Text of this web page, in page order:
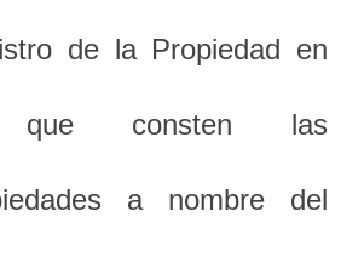
de la Propiedad en
consten las
a nombre del